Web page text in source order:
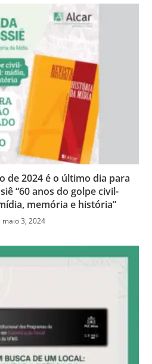
de 2024 é o último dia para
“60 anos do golpe civil-
memória e história”
maio 3, 2024